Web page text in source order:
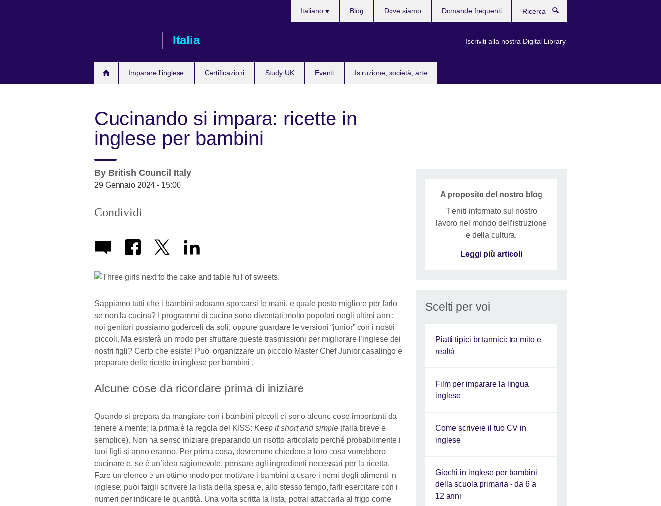
Italia
Imparare l'inglese Certificazioni Study UK Eventi Istruzione, società, arte
Italiano
Iscriviti alla nostra Digital Library
Blog Dove siamo Domande frequenti
Cucinando si impara: ricette in
inglese per bambini
By British Council Italy
29 Gennaio 2024 - 15:00
Condividi
Sappiamo tutti che i bambini adorano sporcarsi le mani, e quale posto migliore per farlo
se non la cucina? I programmi di cucina sono diventati molto popolari negli ultimi anni:
noi genitori possiamo goderceli da soli, oppure guardare le versioni “junior” con i nostri
piccoli. Ma esisterà un modo per sfruttare queste trasmissioni per migliorare l’inglese dei
nostri figli? Certo che esiste! Puoi organizzare un piccolo Master Chef Junior casalingo e
preparare delle ricette in inglese per bambini .
Alcune cose da ricordare prima di iniziare
Quando si prepara da mangiare con i bambini piccoli ci sono alcune cose importanti da
tenere a mente; la prima è la regola del KISS: Keep it short and simple (falla breve e
semplice). Non ha senso iniziare preparando un risotto articolato perché probabilmente i
tuoi figli si annoieranno. Per prima cosa, dovremmo chiedere a loro cosa vorrebbero
cucinare e, se è un’idea ragionevole, pensare agli ingredienti necessari per la ricetta.
Fare un elenco è un ottimo modo per motivare i bambini a usare i nomi degli alimenti in
inglese; puoi fargli scrivere la lista della spesa e, allo stesso tempo, farli esercitare con i
numeri per indicare le quantità. Una volta scritta la lista, potrai attaccarla al frigo come
A proposito del nostro blog
Tieniti informato sul nostro
lavoro nel mondo dell’istruzione
e della cultura.
Leggi più articoli
Scelti per voi
Piatti tipici britannici: tra mito e
realtà
Film per imparare la lingua
inglese
Come scrivere il tuo CV in
inglese
Giochi in inglese per bambini
della scuola primaria - da 6 a
12 anni